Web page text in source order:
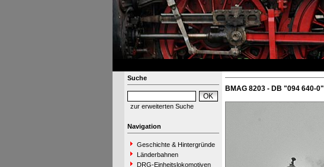
Suche
zur erweiterten Suche
Navigation
Geschichte & Hintergründe
Länderbahnen
DRG-Einheitslokomotiven
BMAG 8203 - DB "094 640-0"